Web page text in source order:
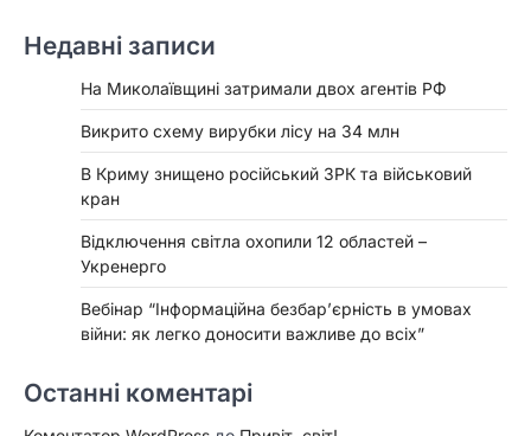
Недавні записи
На Миколаївщині затримали двох агентів РФ
Викрито схему вирубки лісу на 34 млн
В Криму знищено російський ЗРК та військовий
кран
Відключення світла охопили 12 областей –
Укренерго
Вебінар “Інформаційна безбар’єрність в умовах
війни: як легко доносити важливе до всіх”
Останні коментарі